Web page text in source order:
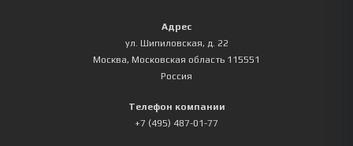
Адрес
ул. Шипиловская, д. 22
Москва, Московская область 115551
Россия
Телефон компании
+7 (495) 487-01-77